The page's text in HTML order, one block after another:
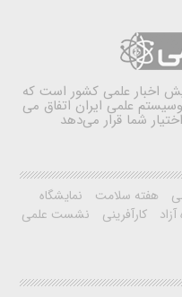
اخبار علمی کشور است که
علمی ایران اتفاق می
شما قرار می‌دهد
هفته سلامت
نمایشگاه
کارآفرینی
نشست علمی